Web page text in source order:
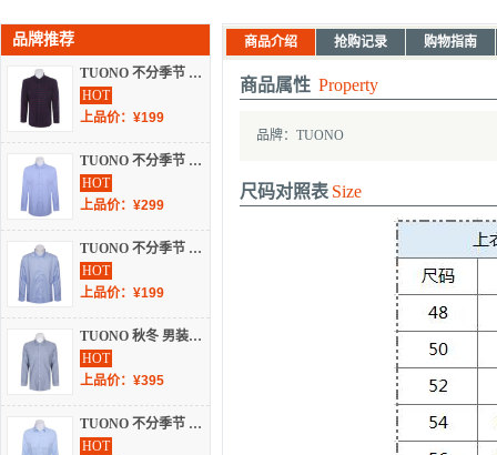
品牌推荐
TUONO 不分季节 服装 男上装 男士衬衫 01.NG6436-2
HOT
上品价：¥199
TUONO 不分季节 服装 男上装 男士衬衫 01.NA0667-1
HOT
上品价：¥299
TUONO 不分季节 男装 上装 长袖衬衣 01.NC8513-2
HOT
上品价：¥199
TUONO 秋冬 男装 衬衫 长袖休闲 01.NG6085-2
HOT
上品价：¥395
TUONO 不分季节 服装 男上装 男士衬衫 01.NA0794-2
HOT
商品介绍 抢购记录 购物指南
商品属性 Property
品牌：TUONO
尺码对照表 Size